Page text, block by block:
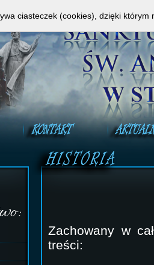
Zachowany w
treści:
ciasteczek (cookies), dzięki którym